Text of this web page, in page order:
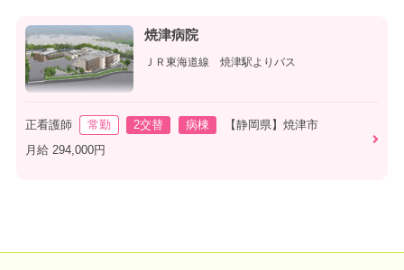
焼津病院
ＪＲ東海道線 焼津駅よりバス
正看護師 常勤 2交替 病棟
【静岡県】焼津市
月給 294,000円